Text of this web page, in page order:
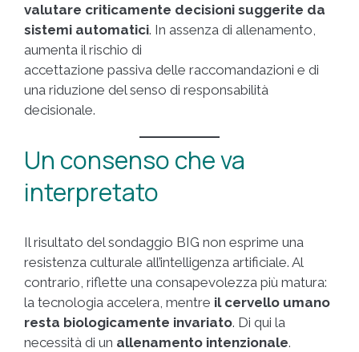
valutare criticamente decisioni suggerite da
sistemi automatici. In assenza di allenamento,
aumenta il rischio di
accettazione passiva delle raccomandazioni e di
una riduzione del senso di responsabilità
decisionale.
Un consenso che va
interpretato
Il risultato del sondaggio BIG non esprime una
resistenza culturale all’intelligenza artificiale. Al
contrario, riflette una consapevolezza più matura:
la tecnologia accelera, mentre il cervello umano
resta biologicamente invariato. Di qui la
necessità di un allenamento intenzionale.